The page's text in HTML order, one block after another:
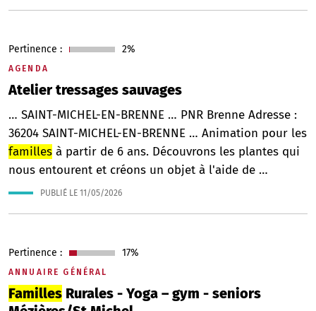
AGENDA
Atelier tressages sauvages
Pertinence : 2%
… SAINT-MICHEL-EN-BRENNE … PNR Brenne Adresse :
36204 SAINT-MICHEL-EN-BRENNE … Animation pour les
familles à partir de 6 ans. Découvrons les plantes qui
nous entourent et créons un objet à l'aide de …
PUBLIÉ LE 11/05/2026
ANNUAIRE GÉNÉRAL
Familles Rurales - Yoga – gym - seniors
Pertinence : 17%